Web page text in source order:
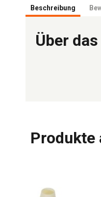
Beschreibung
Über
Produkte